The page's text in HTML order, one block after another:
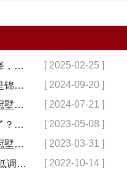
仿古门窗是寺庙建筑中的理想选择，换一次用终生【冠墅阳光】 [ 2025-02-25 ]
寺庙门窗都喜欢采用雕刻描金，是锦上添花吗？【冠墅阳光】 [ 2024-09-20 ]
法式轻奢风门窗到底好不好？【冠墅阳光】 [ 2024-07-21 ]
南京鸡鸣红木纹色仿古门窗出圈了？【冠墅阳光】 [ 2023-05-08 ]
酒店建筑设计中的民国风门窗【冠墅阳光】 [ 2023-03-31 ]
在农村建这样大落地窗的房子,想低调都难吧【冠墅阳光】 [ 2022-10-14 ]